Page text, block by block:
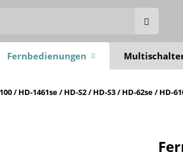
Fernbedienungen
/ HD-1461se / HD-S2 / HD-S3 / HD-62se / HD-